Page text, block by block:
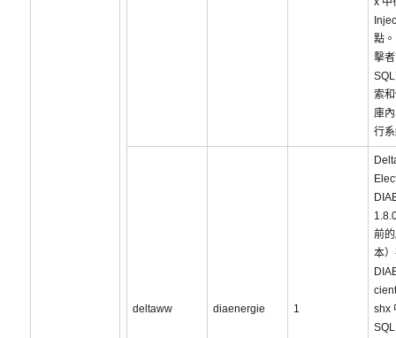
點
擊
索
庫
行
deltaww diaenergie 1
前
本
shx